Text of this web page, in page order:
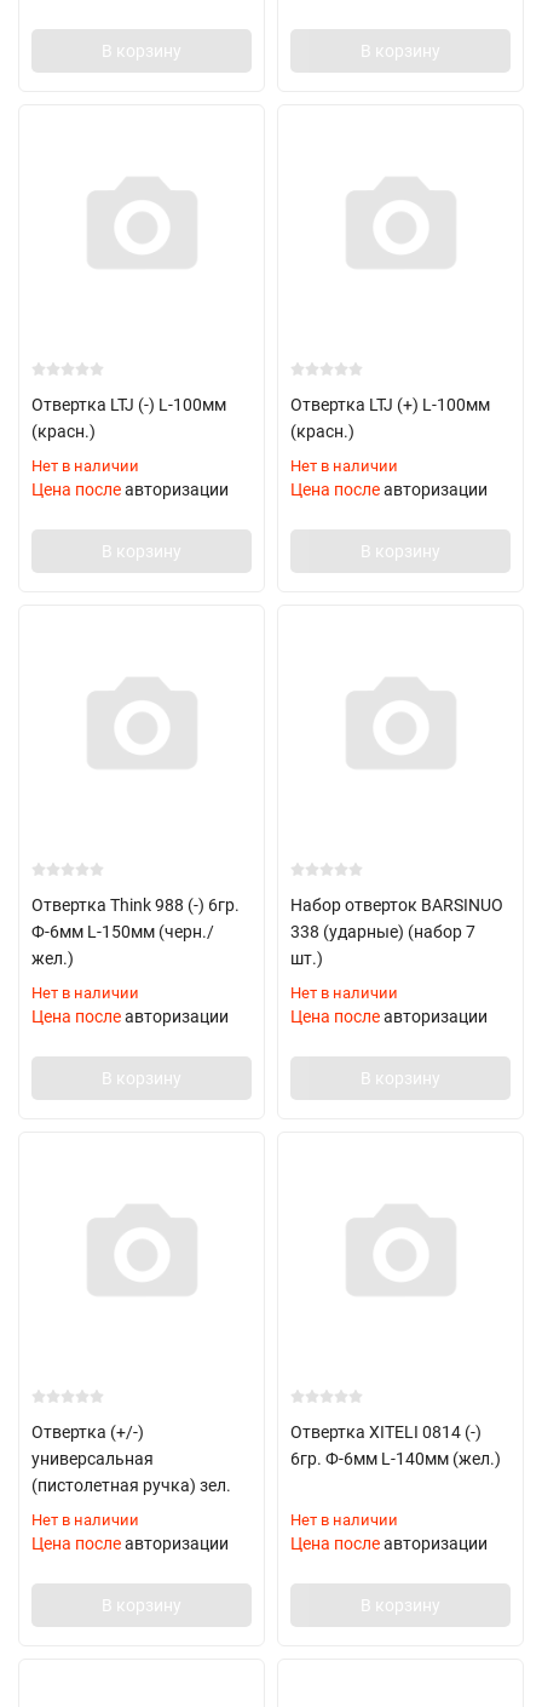
В корзину В корзину
Отвертка LTJ (-) L-100мм
(красн.)
Нет в наличии
Цена послеавторизации
В корзину
Отвертка LTJ (+) L-100мм
(красн.)
Нет в наличии
Цена послеавторизации
В корзину
Отвертка Think 988 (-) 6гр.
Ф-6мм L-150мм (черн./
жел.)
Нет в наличии
Цена послеавторизации
В корзину
Набор отверток BARSINUO
338 (ударные) (набор 7
шт.)
Нет в наличии
Цена послеавторизации
В корзину
Отвертка (+/-)
универсальная
(пистолетная ручка) зел.
Нет в наличии
Цена послеавторизации
В корзину
Отвертка XITELI 0814 (-)
6гр. Ф-6мм L-140мм (жел.)
Нет в наличии
Цена послеавторизации
В корзину